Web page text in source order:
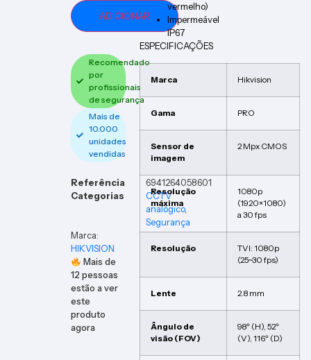
ADICIONAR
Recomendado
por
profissionais
de segurança
Mais de
10.000
unidades
vendidas
Referência
6941264058601
Categorias
CCTV
analógico,
Segurança
Marca:
HIKVISION
Mais de
12 pessoas
estão a ver
este
produto
agora
vermelho)
Impermeável
IP67
ESPECIFICAÇÕES
Marca Hikvision
Gama PRO
Sensor de
imagem
2 Mpx CMOS
Resolução
máxima
1080p
(1920×1080)
a 30 fps
Resolução
TVI: 1080p
(25~30 fps)
Lente 2.8 mm
Ângulo de
visão (FOV)
98º (H), 52º
(V), 116º (D)